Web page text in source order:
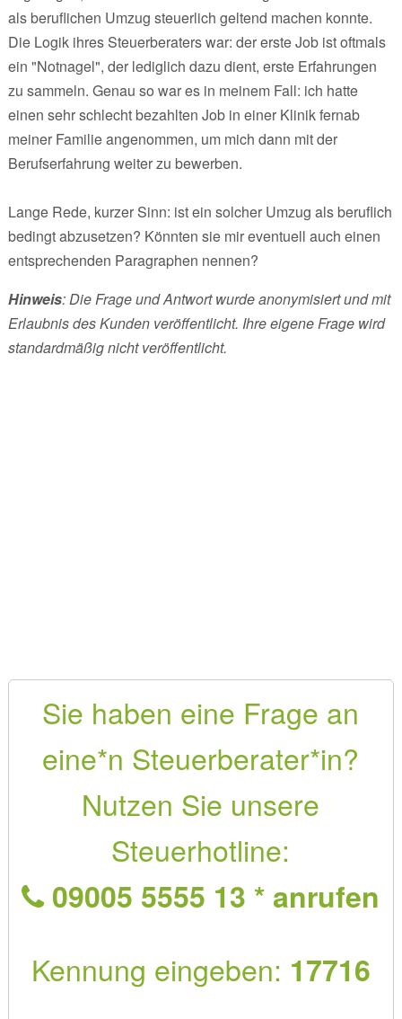
als beruflichen Umzug steuerlich geltend machen konnte.
Die Logik ihres Steuerberaters war: der erste Job ist oftmals
ein "Notnagel", der lediglich dazu dient, erste Erfahrungen
zu sammeln. Genau so war es in meinem Fall: ich hatte
einen sehr schlecht bezahlten Job in einer Klinik fernab
meiner Familie angenommen, um mich dann mit der
Berufserfahrung weiter zu bewerben.
Lange Rede, kurzer Sinn: ist ein solcher Umzug als beruflich
bedingt abzusetzen? Könnten sie mir eventuell auch einen
entsprechenden Paragraphen nennen?
Hinweis: Die Frage und Antwort wurde anonymisiert und mit
Erlaubnis des Kunden veröffentlicht. Ihre eigene Frage wird
standardmäßig nicht veröffentlicht.
Sie haben eine Frage an
eine*n Steuerberater*in?
Nutzen Sie unsere
Steuerhotline:
09005 5555 13 * anrufen
Kennung eingeben: 17716